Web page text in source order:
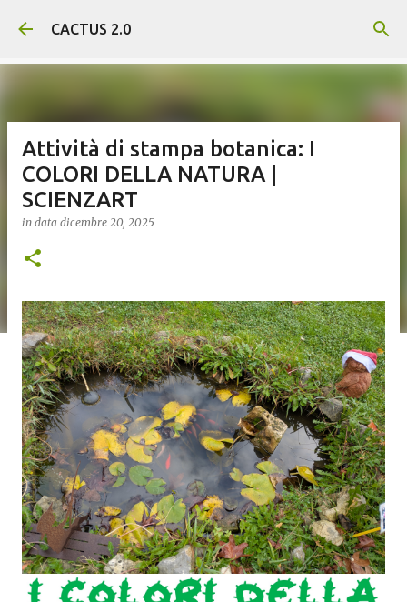
Passa ai contenuti principali
CACTUS 2.0
Attività di stampa botanica: I
COLORI DELLA NATURA |
SCIENZART
in data dicembre 20, 2025